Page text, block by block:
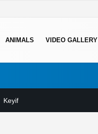
ANIMALS VIDEO GALLERY
Keyif